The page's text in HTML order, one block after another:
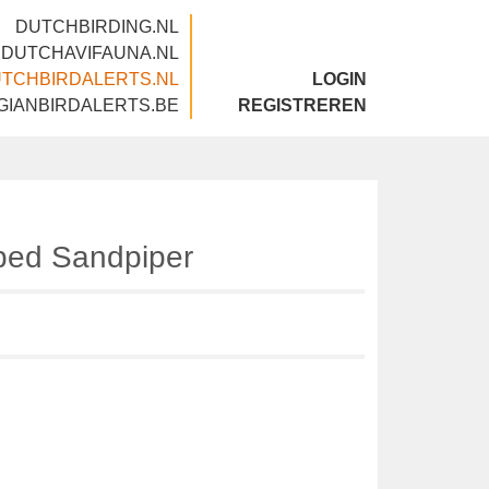
DUTCHBIRDING.NL
DUTCHAVIFAUNA.NL
DUTCHBIRDALERTS.NL
LOGIN
REGISTREREN
Sandpiper